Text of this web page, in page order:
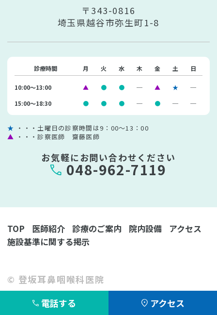
〒343-0816
埼玉県越谷市弥生町1-8
診療時間 月 火 水 木 金 土 日
10:00〜13:00 ▲ ● ● ─ ▲ ★
─
15:00〜18:30
● ● ● ─ ● ─ ─
★ ・・・土曜日の診察時間は9：00～13：00
▲
・・・診察医師 齋藤医師
お気軽にお問い合わせください
048-962-7119
TOP 医師紹介 診療のご案内 院内設備
アクセス
施設基準に関する掲示
© 登坂耳鼻咽喉科医院
電話する
アクセス